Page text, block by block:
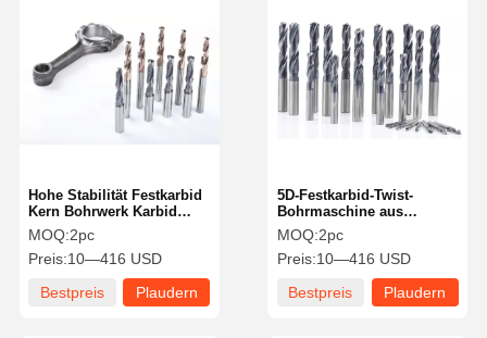
5D-Festkarbid-Twist-
Bohrmaschine aus
Edelstahl Hitzebeständig
mit rundem Schank
MOQ:2pc
Preis:10—416 USD
Bestpreis
Plaudern
Hohe Stabilität Festkarbid
Kern Bohrwerk Karbid
Zentrum Bohrwerk 5D
Edelstahl
MOQ:2pc
Preis:10—416 USD
Bestpreis
Plaudern